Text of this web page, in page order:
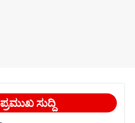
ಪ್ರಮುಖ ಸುದ್ದಿ